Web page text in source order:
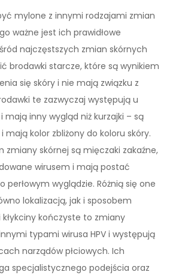
mylone z innymi rodzajami zmian
ważne jest ich prawidłowe
najczęstszych zmian skórnych
brodawki starcze, które są wynikiem
się skóry i nie mają związku z
te zazwyczaj występują u
mają inny wygląd niż kurzajki – są
i mają kolor zbliżony do koloru skóry.
zmiany skórnej są mięczaki zakaźne,
wirusem i mają postać
perłowym wyglądzie. Różnią się one
lokalizacją, jak i sposobem
kłykciny kończyste to zmiany
typami wirusa HPV i występują
narządów płciowych. Ich
specjalistycznego podejścia oraz